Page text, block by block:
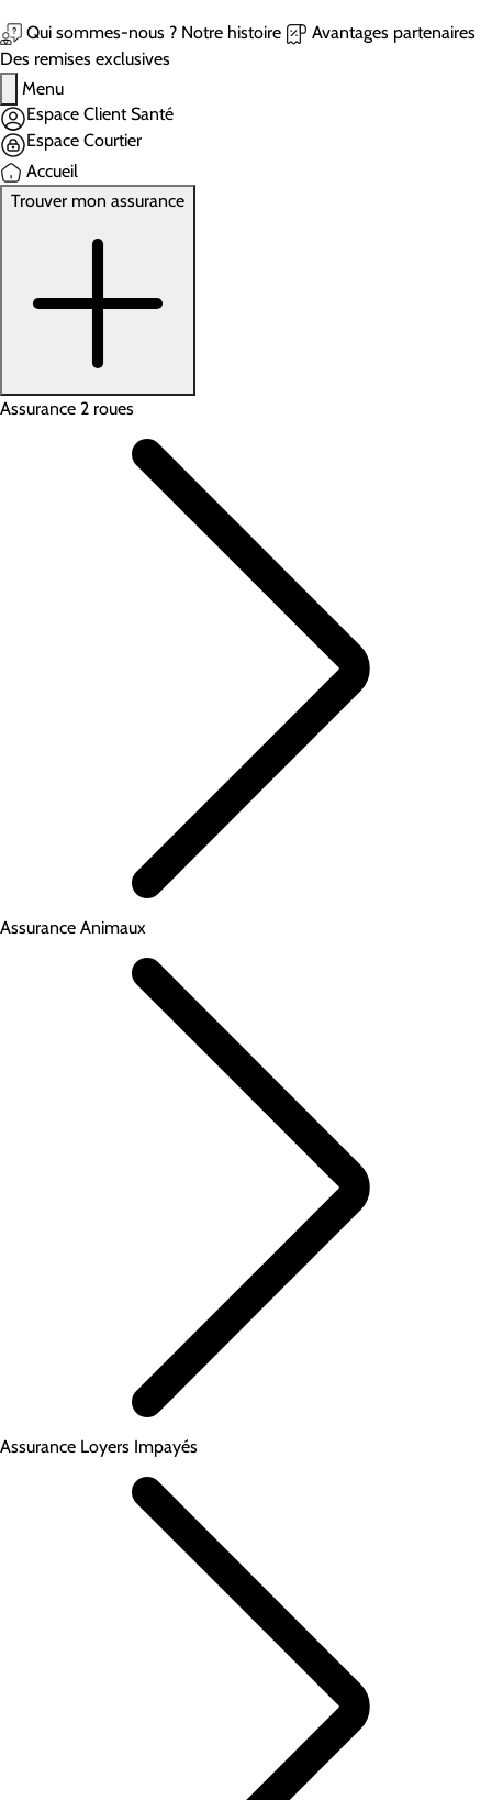
Qui sommes-nous ? Notre histoire
Avantages partenaires
Des remises exclusives
Menu
Espace Client Santé
Espace Courtier
Accueil
Trouver mon assurance
Assurance 2 roues
Assurance Animaux
Assurance Loyers Impayés